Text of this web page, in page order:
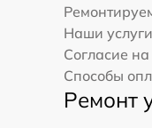
Наши услуги
Согласие
Способы
Ремонт